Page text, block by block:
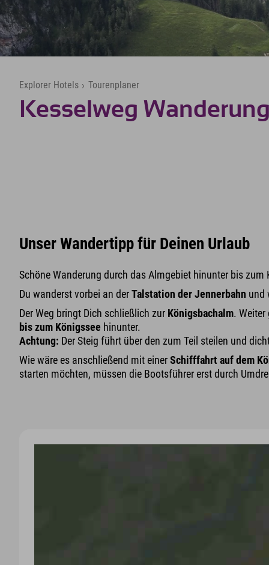
Explorer Hotels › Tourenplaner
Kesselweg
Unser Wandertipp für Deinen Urlaub
Schöne Wanderung durch das Almgebiet hinunter bis
Du wanderst vorbei an derTalstation der Jennerbahn und
Der Weg bringt Dich schließlich zur Königsbachalm. Weiter
bis zum Königssee hinunter.
Achtung: Der Steig führt über den zum Teil steilen und
Wie wäre es anschließend mit einerSchifffahrt auf dem
starten möchten, müssen die Bootsführer erst durch